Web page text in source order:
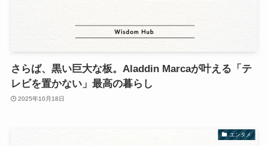
さらば、黒い巨大な板。Aladdin Marcaが叶える「テ
レビを置かない」最高の暮らし
2025年10月18日
エンタメ